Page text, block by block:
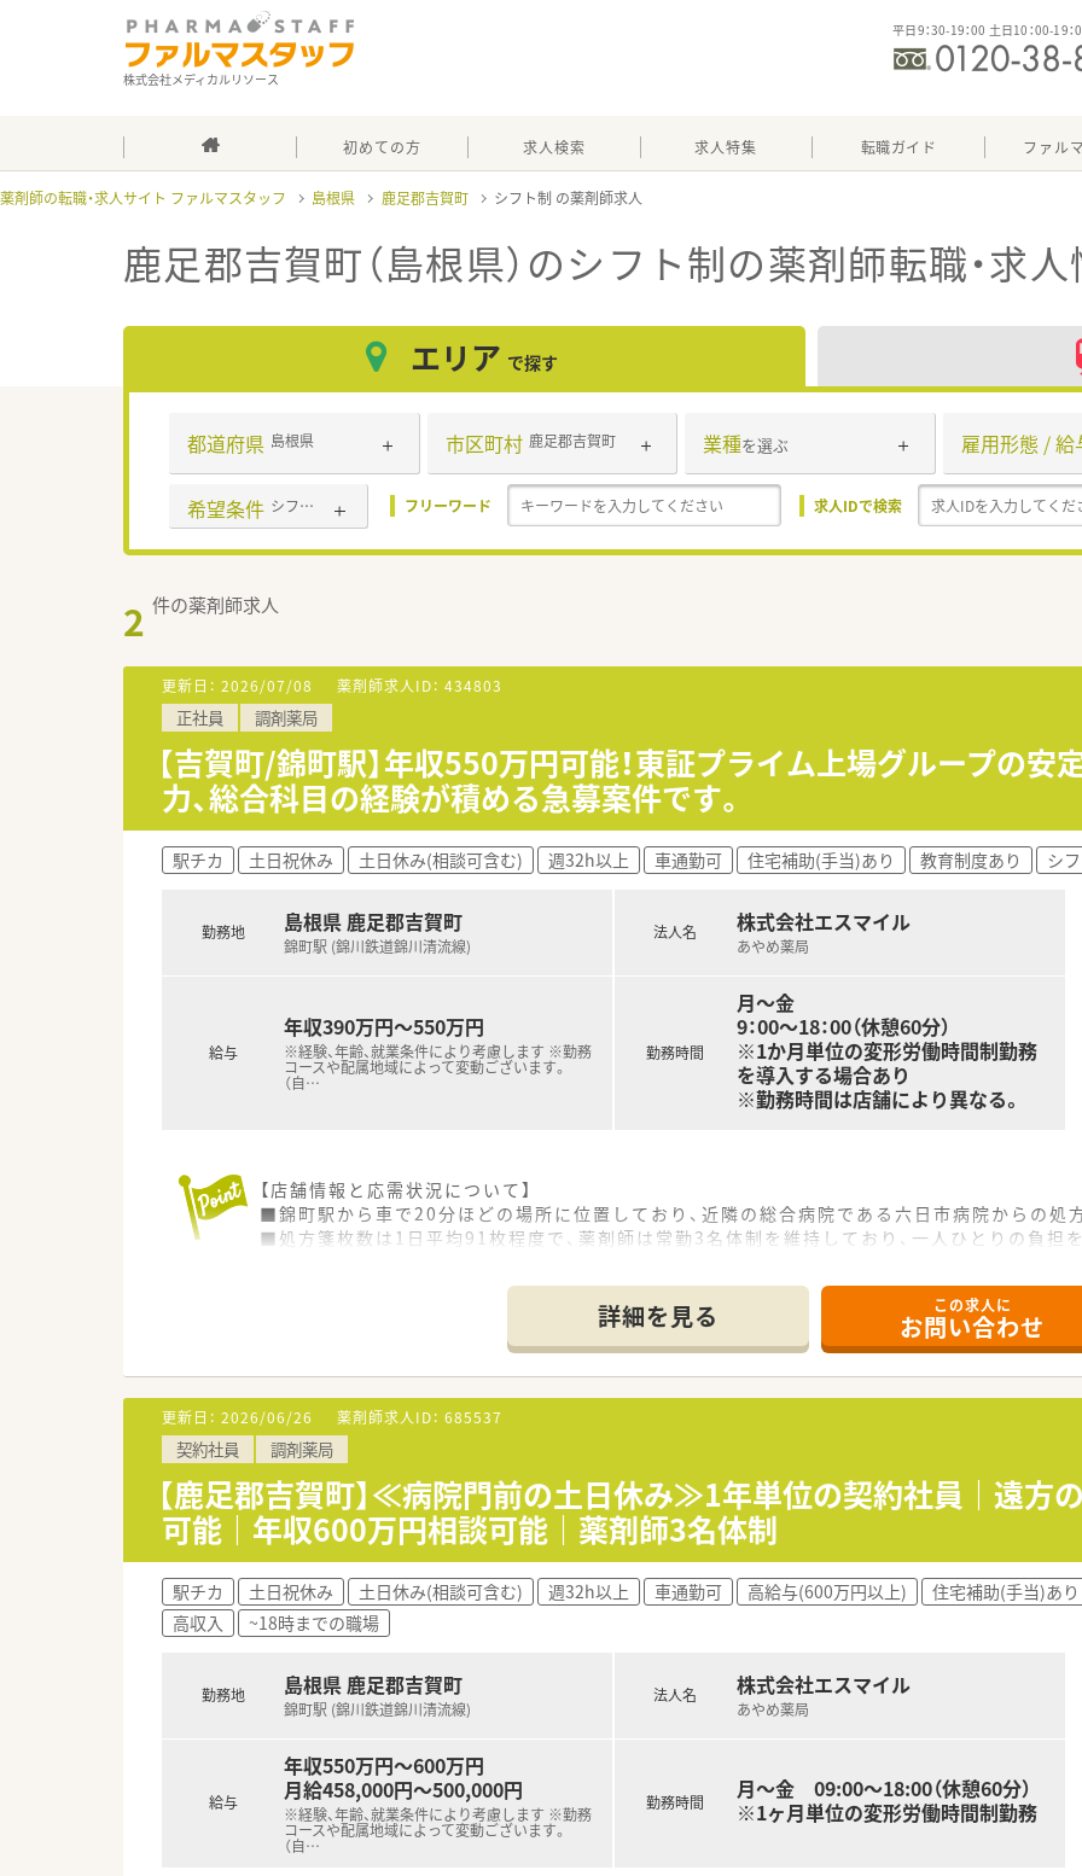
株式会社メディカルリソース
平日9：30-19：00 土日10：00-19：
初めての方 求人検索 求人特集 転職ガイド ファル
薬剤師の転職・求人サイト ファルマスタッフ 島根県 鹿足郡吉賀町 シフト制
鹿足郡吉賀町（島根県）のシフト制の薬剤師転職・求
エリア で探す
都道府県 島根県 市区町村 鹿足郡吉賀町 業種を選ぶ 雇用形態 / 給
希望条件 シフト制 フリーワード 求人IDで検索
2 件の薬剤師求人
更新日： 2026/07/08 薬剤師求人ID： 434803
正社員 調剤薬局
【吉賀町/錦町駅】年収550万円可能！東証プライム上場グループの
力、総合科目の経験が積める急募案件です。
駅チカ 土日祝休み 土日休み(相談可含む) 週32h以上 車通勤可 住宅補助(手当)あり 教育制度あり シ
勤務地 島根県 鹿足郡吉賀町
錦町駅 (錦川鉄道錦川清流線)
給与
年収390万円～550万円
※経験、年齢、就業条件により考慮します ※勤務
コースや配属地域によって変動ございます。
（自…
法人名 株式会社エスマイル
あやめ薬局
勤務時間
月～金
9：00～18：00（休憩60分）
※1か月単位の変形労働時間制勤務
を導入する場合あり
※勤務時間は店舗により異なる。
【店舗情報と応需状況について】
■錦町駅から車で20分ほどの場所に位置しており、近隣の総合病院である六日市病院からの処
■処方箋枚数は1日平均91枚程度で、薬剤師は常勤3名体制を維持しており、一人ひとりの負担
■組織体制の強化と適正な人員配置を目的とした増員募集であり、地域医療に貢献したい意欲
■20代の若手から60代のベテランまで幅広く受け入れており、自分の目指すべき将来のキャリ
す。
■ブランクがある方や調剤未経験の方でも、新しい環境で一から学びたいという熱意をお持ち
【求人情報について】
■正社員として年収390万円から550万円の提示が可能であり、これまでの職歴や経験を考慮
す。
■昇給は年1回、賞与は年2回支給され、個人の頑張りや評価が着実に反映されるため、長期的な
■借上げ社宅制度や確定拠出年金など、大手グループならではの厚待遇が整っており、生活の基
詳細を見る この求人に
お問い合わせ
更新日： 2026/06/26 薬剤師求人ID： 685537
契約社員 調剤薬局
【鹿足郡吉賀町】≪病院門前の土日休み≫1年単位の契約社員｜遠方
可能｜年収600万円相談可能｜薬剤師3名体制
駅チカ 土日祝休み 土日休み(相談可含む) 週32h以上 車通勤可 高給与(600万円以上) 住宅補助(手当)あり
高収入
~18時までの職場
勤務地 島根県 鹿足郡吉賀町
錦町駅 (錦川鉄道錦川清流線)
給与
年収550万円～600万円
月給458,000円～500,000円
※経験、年齢、就業条件により考慮します ※勤務
コースや配属地域によって変動ございます。
（自…
法人名 株式会社エスマイル
あやめ薬局
勤務時間
月～金 09:00～18:00（休憩60分）
※1ヶ月単位の変形労働時間制勤務